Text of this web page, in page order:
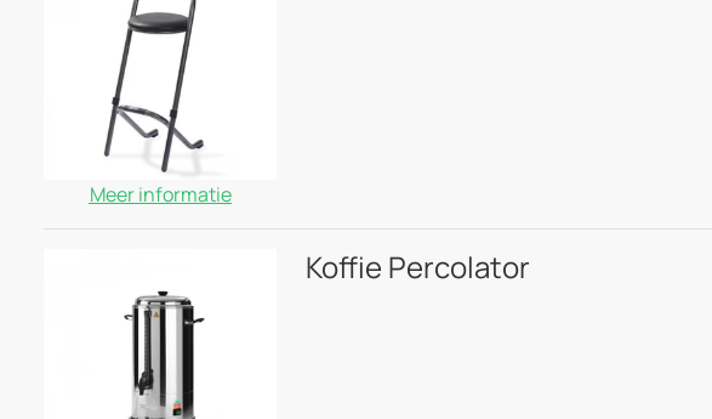
Meer informatie
Koffie Percolator